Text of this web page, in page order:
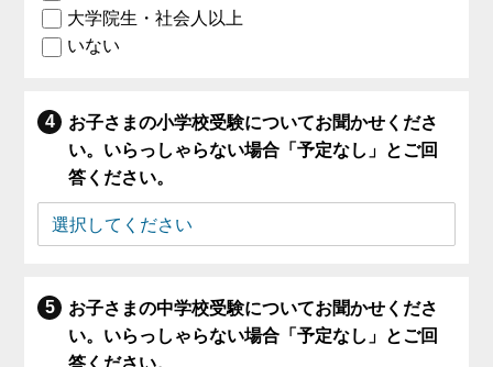
大学院生・社会人以上
いない
お子さまの小学校受験についてお聞かせくださ
い。いらっしゃらない場合「予定なし」とご回
答ください。
お子さまの中学校受験についてお聞かせくださ
い。いらっしゃらない場合「予定なし」とご回